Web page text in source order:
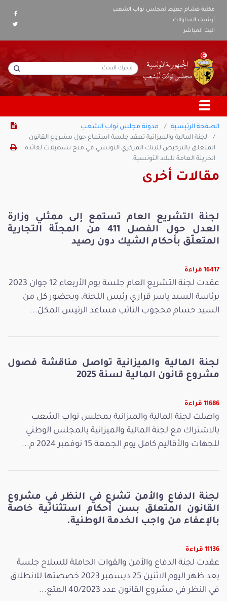
مكتبة هشام جعيّط لمجلس نواب الشعب
أرشيف المداولات
البث المباشر
الصفحة الرئيسية
مدونة مجلس نواب الشعب
لجنة المالية والميزانية تعقد جلسة استماع حول مشروع القانون
المتعلق بالترخيص للبنك المركزي التونسي في منح تسهيلات لفائدة
الخزينة العامة للبلاد التونسية.
مقالات أخرى
لجنة التشريع العام تستمع إلى ممثلي وزارة
العدل حول الفصل 411 من المجلّة التجارية
المتعلّق بأحكام الشيك دون رصيد
16417 قراءة
عقدت لجنة التشريع العام جلسة يوم الأربعاء 12 جوان 2023
برئاسة السيد ياسر قراري رئيس اللجنة، وبحضور كل من
السيد حسام محجوب النائب مساعد الرئيس المكلّ...
لجنة المالية والميزانية تواصل مناقشة فصول
مشروع قانون المالية لسنة 2025
11686 قراءة
واصلت لجنة المالية والميزانية بمجلس نواب الشعب
بالاشتراك مع لجنة المالية والميزانية بالمجلس الوطني
للجهات والأقاليم كامل يوم الجمعة 15 نوفمبر 2024 م...
لجنة الدفاع والأمن تشرع في النظر في مشروع
القانون المتعلق بسن أحكام استثنائية خاصة
بالإعفاء من واجب الخدمة الوطنية.
11136 قراءة
عقدت لجنة الدفاع والأمن والقوات الحاملة للسلاح جلسة
بعد ظهر اليوم الاثنين 25 ديسمبر 2023 خصصتها للانطلاق
في النظر في مشروع القانون عدد 40/2023 المتع...